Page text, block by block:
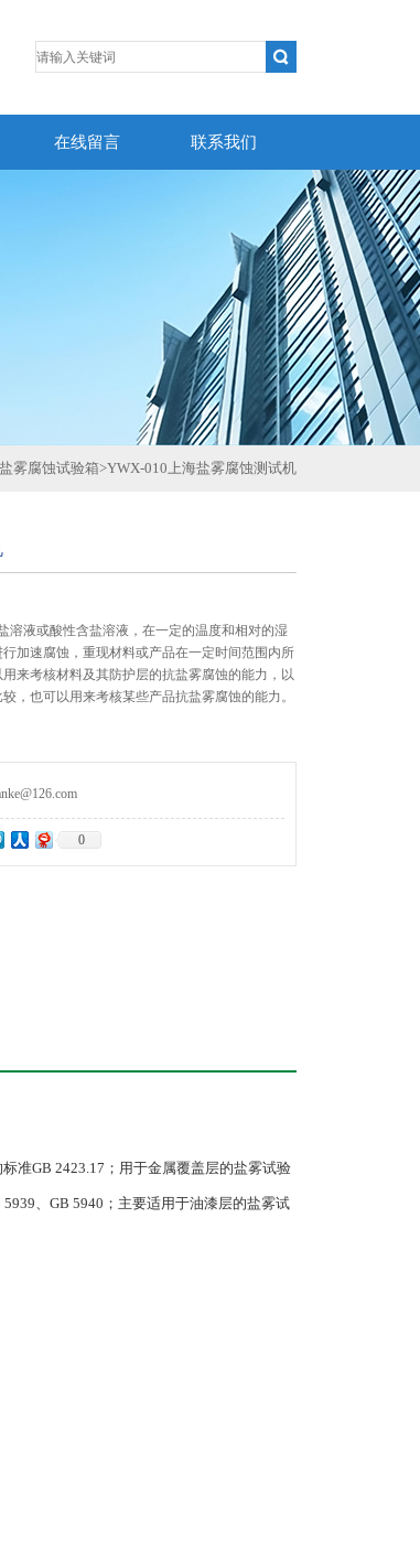
在线留言 联系我们
盐雾腐蚀试验箱>YWX-010上海盐雾腐蚀测试机
溶液或酸性含盐溶液，在一定的温度和相对的湿
加速腐蚀，重现材料或产品在一定时间范围内所
来考核材料及其防护层的抗盐雾腐蚀的能力，以
，也可以用来考核某些产品抗盐雾腐蚀的能力。
0
准GB 2423.17；用于金属覆盖层的盐雾试验
、GB 5940；主要适用于油漆层的盐雾试